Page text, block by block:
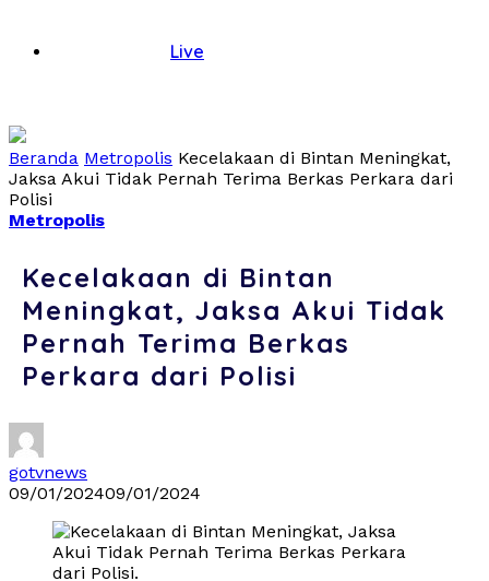
Live
Beranda Metropolis Kecelakaan di Bintan Meningkat,
Jaksa Akui Tidak Pernah Terima Berkas Perkara dari
Polisi
Metropolis
Kecelakaan di Bintan
Meningkat, Jaksa Akui Tidak
Pernah Terima Berkas
Perkara dari Polisi
gotvnews
09/01/202409/01/2024